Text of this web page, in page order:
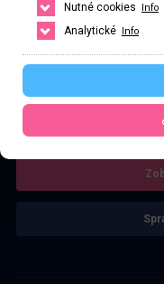
Řekněte že voláte z
4.0 Recenze: 1
Nutné cookies
Info
Analytické Info